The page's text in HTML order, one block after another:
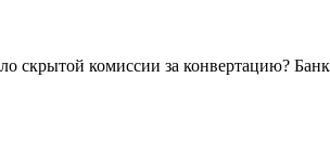
скрытой комиссии за конвертацию?